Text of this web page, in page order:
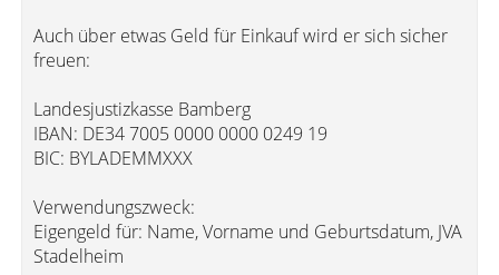
Auch über etwas Geld für Einkauf wird er sich sicher
freuen:
Landesjustizkasse Bamberg
IBAN: DE34 7005 0000 0000 0249 19
BIC: BYLADEMMXXX
Verwendungszweck:
Eigengeld für: Name, Vorname und Geburtsdatum, JVA
Stadelheim